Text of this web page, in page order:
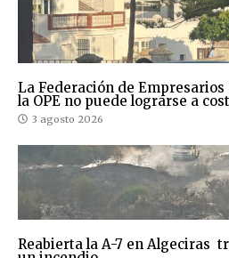
La Federación de
la OPE no puede lograrse a
3 agosto 2026
Reabierta la A-7 en Algeciras